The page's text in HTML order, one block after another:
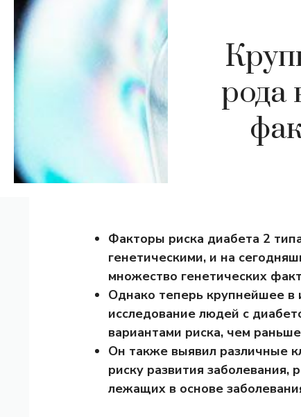
рода
Факторы риска диабета 2
генетическими, и на
множество генетических
Однако теперь крупнейшее в
исследование людей с
вариантами риска, чем
Он также выявил различные
риску развития
лежащих в основе